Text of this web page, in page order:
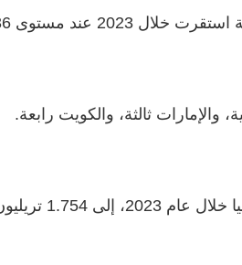
48.36 مليار برميل.
والإمارات ثالثة، والكويت رابعة.
وكشفت المجلة ارتفاع